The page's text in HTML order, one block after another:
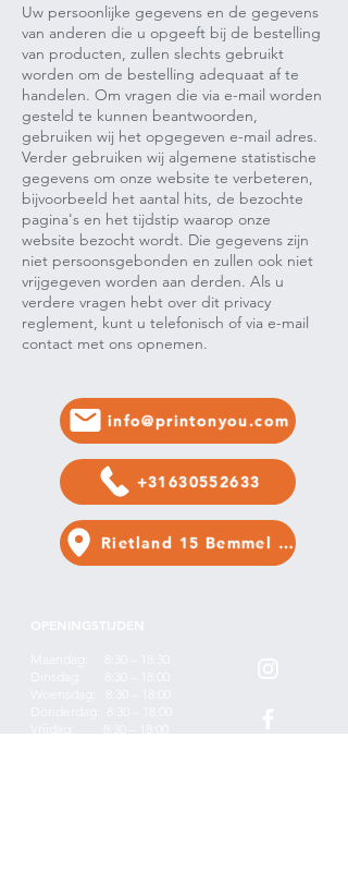
Uw persoonlijke gegevens en de gegevens
van anderen die u opgeeft bij de bestelling
van producten, zullen slechts gebruikt
worden om de bestelling adequaat af te
handelen. Om vragen die via e-mail worden
gesteld te kunnen beantwoorden,
gebruiken wij het opgegeven e-mail adres.
Verder gebruiken wij algemene statistische
gegevens om onze website te verbeteren,
bijvoorbeeld het aantal hits, de bezochte
pagina's en het tijdstip waarop onze
website bezocht wordt. Die gegevens zijn
niet persoonsgebonden en zullen ook niet
vrijgegeven worden aan derden. Als u
verdere vragen hebt over dit privacy
reglement, kunt u telefonisch of via e-mail
contact met ons opnemen.
info@printonyou.com
+31630552633
Rietland 15 Bemmel 6681NA